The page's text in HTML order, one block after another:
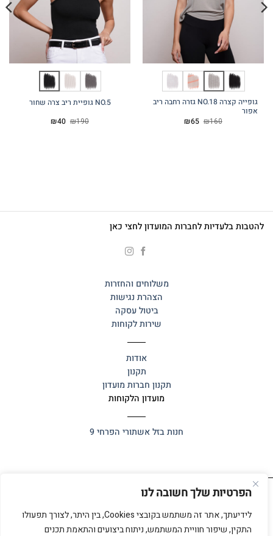
הפרטיות שלך חשובה לנו
לידיעתך, אתר זה משתמש בקובצי Cookies, בין היתר, לצורך תפעולו
התקין, שיפור חוויית המשתמש, ניתוח ביצועים והתאמת תכנים
גופייה קצרה NO.18 גזרה רחבה ריב
אפור
₪160 המחיר
₪65 המחיר
NO.5 גופיית ריב צרה שחור
₪190 המחיר
₪40 המחיר
להטבות בלעדיות לחברות המועדון לחצי כאן
משלוחים והחזרות
הצהרת נגישות
ביטול עסקה
שירות לקוחות
אודות
תקנון
תקנון חברות מועדון
מועדון הלקוחות
חנות בזלאשתורי הפרחי 9
כל הזכויות שמורות 2025 © אלף אלף